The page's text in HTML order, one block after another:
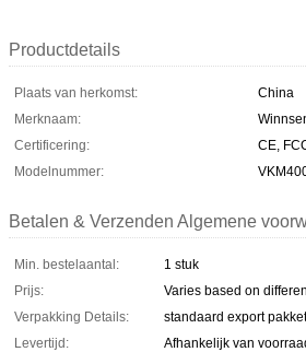
Productdetails
Plaats van herkomst:
China
Merknaam:
Certificering:
CE,
Modelnummer:
Betalen & Verzenden Algemene
Min. bestelaantal:
1 stuk
Prijs:
Varies based on
Verpakking Details:
standaard export pakket
Levertijd:
Afhankelijk van